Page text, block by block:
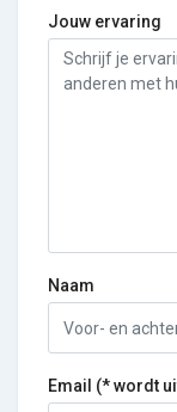
Jouw ervaring
Naam
Email (* wordt